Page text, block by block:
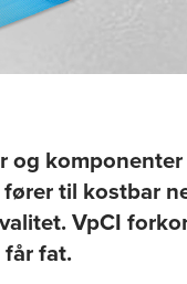
og
til kostbar
VpCI
fat.